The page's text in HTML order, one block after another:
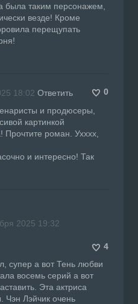
была таким персонажем,
везде! Кроме
перещупать
18:02 Ответить
0
и продюсеры,
картинкой
Прочтите роман. Ухххх,
и интересно! Так
2025 19:32
4
супер а вот Тень любви
восемь серий а вот
Эта актриса
Чэн Лэйчик очень